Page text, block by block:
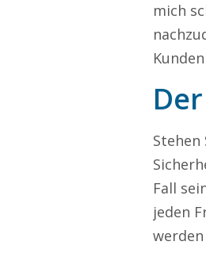
mich
Stehen
Fall
jeden